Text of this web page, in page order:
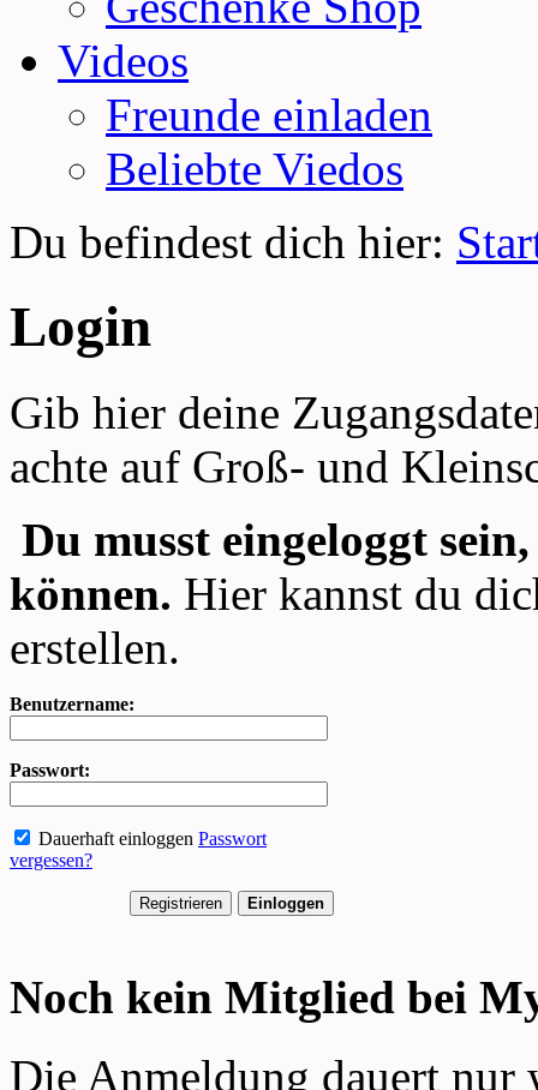
Videos
Freunde einladen
Beliebte Viedos
Du befindest dich hier:
Login
Gib hier deine
achte auf Groß- und
Du musst eingeloggt
können. Hier kannst du
erstellen.
Benutzername:
Passwort:
Dauerhaft einloggen Passwort
vergessen?
Noch kein Mitglied bei
Die Anmeldung dauert